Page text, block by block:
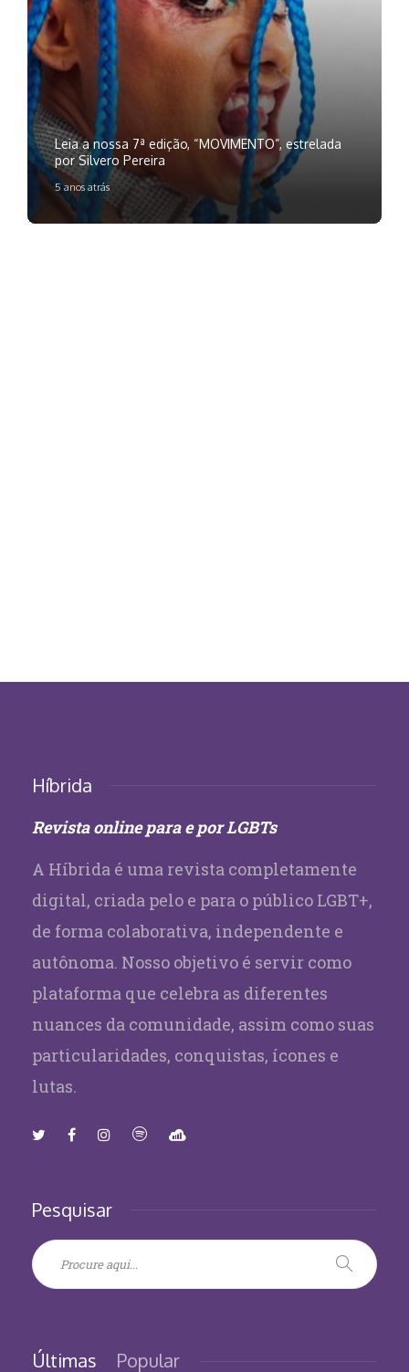
Leia a nossa 7ª edição, “MOVIMENTO”, estrelada
por Silvero Pereira
5 anos atrás
Híbrida
Revista online para e por LGBTs
A Híbrida é uma revista completamente
digital, criada pelo e para o público LGBT+,
de forma colaborativa, independente e
autônoma. Nosso objetivo é servir como
plataforma que celebra as diferentes
nuances da comunidade, assim como suas
particularidades, conquistas, ícones e
lutas.
Pesquisar
Últimas Popular